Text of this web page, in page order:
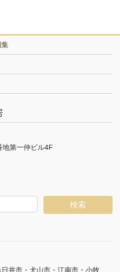
集
第一仲ビル4F
井市・犬山市・江南市・小牧